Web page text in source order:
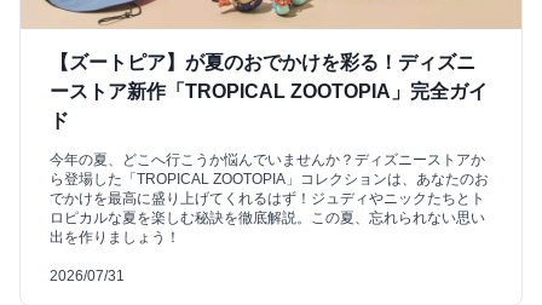
【ズートピア】が夏のおでかけを彩る！ディズニ
ーストア新作「TROPICAL ZOOTOPIA」完全ガイ
ド
今年の夏、どこへ行こうか悩んでいませんか？ディズニーストアか
ら登場した「TROPICAL ZOOTOPIA」コレクションは、あなたのお
でかけを最高に盛り上げてくれるはず！ジュディやニックたちとト
ロピカルな夏を楽しむ秘訣を徹底解説。この夏、忘れられない思い
出を作りましょう！
2026/07/31